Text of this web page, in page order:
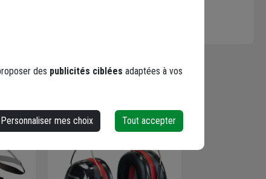
des publicités ciblées adaptées à vos
Personnaliser mes choix Tout accepter